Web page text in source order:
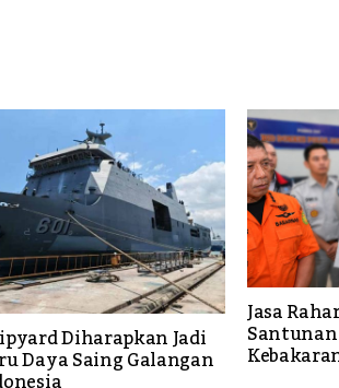
Diharapkan Jadi
Daya Saing Galangan
Jasa